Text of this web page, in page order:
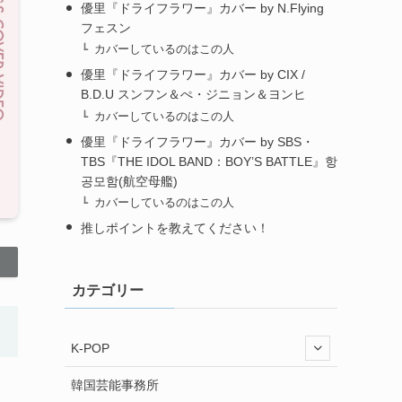
優里『ドライフラワー』カバー by N.Flying
フェスン
カバーしているのはこの人
優里『ドライフラワー』カバー by CIX /
B.D.U スンフン＆ぺ・ジニョン＆ヨンヒ
カバーしているのはこの人
優里『ドライフラワー』カバー by SBS・
TBS『THE IDOL BAND：BOY’S BATTLE』항
공모함(航空母艦)
カバーしているのはこの人
推しポイントを教えてください！
カテゴリー
K-POP
韓国芸能事務所